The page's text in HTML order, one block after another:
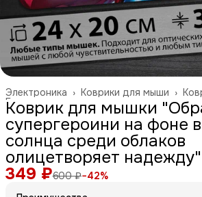
Коврики для мыши ›
Электроника ›
Главная
Коврик для мышки
супергероини на фоне
солнца среди облаков
олицетворяет надежду"
349 ₽600 ₽−42%